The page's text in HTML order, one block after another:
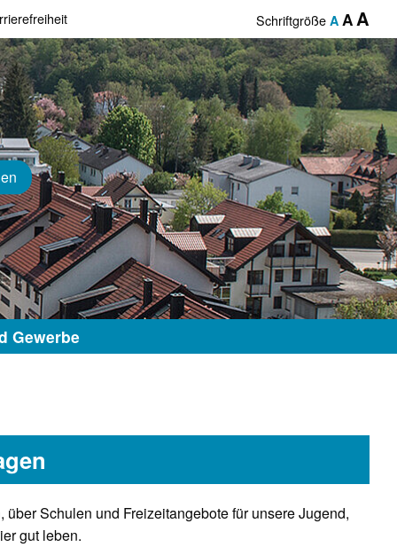
Schriftgröße A AA
Gewerbe
Schulen und Freizeitangebote für unsere Jugend,
gut leben.